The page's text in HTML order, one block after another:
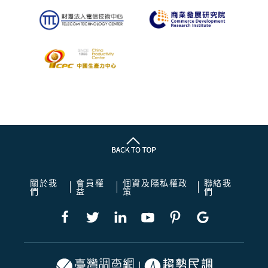
關於我
們
會員權
益
個資及隱私權政
策
聯絡我
們